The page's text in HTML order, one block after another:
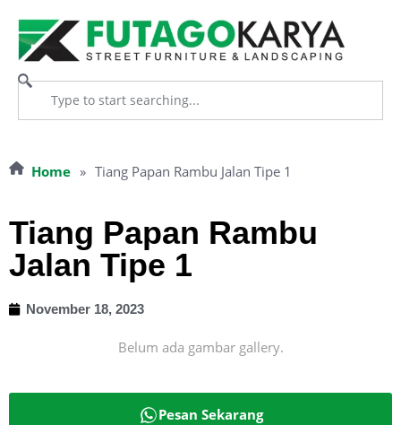
Home » Tiang Papan Rambu Jalan Tipe 1
Tiang Papan Rambu
Jalan Tipe 1
November 18, 2023
Belum ada gambar gallery.
Pesan Sekarang